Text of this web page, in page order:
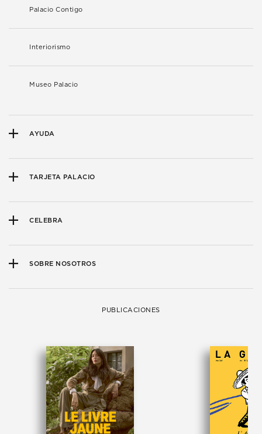
Palacio Contigo
Interiorismo
Museo Palacio
AYUDA
TARJETA PALACIO
CELEBRA
SOBRE NOSOTROS
PUBLICACIONES